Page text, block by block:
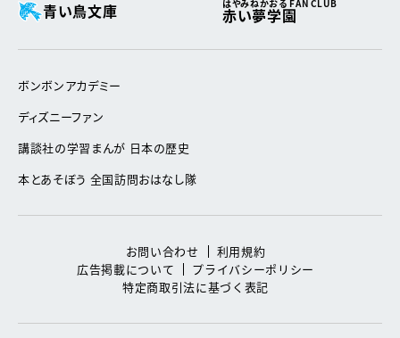
青い鳥文庫
はやみねかおる FAN CLUB
赤い夢学園
ボンボンアカデミー
ディズニーファン
講談社の学習まんが 日本の歴史
本とあそぼう 全国訪問おはなし隊
お問い合わせ
利用規約
広告掲載について
プライバシーポリシー
特定商取引法に基づく表記